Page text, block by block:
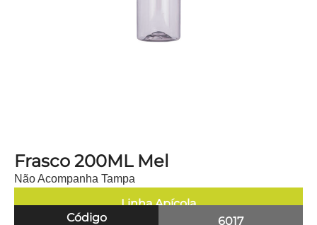
Frasco 200ML Mel
Não Acompanha Tampa
Linha Apícola
Código
6017